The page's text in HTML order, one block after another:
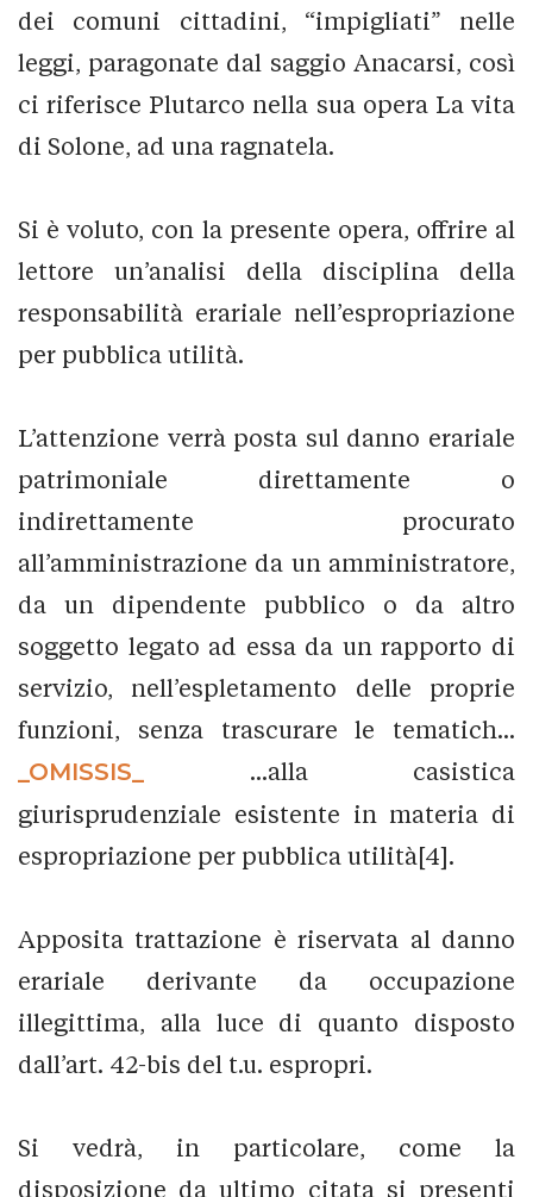
dei comuni cittadini, “impigliati” nelle
leggi, paragonate dal saggio Anacarsi, così
ci riferisce Plutarco nella sua opera La vita
di Solone, ad una ragnatela.
Si è voluto, con la presente opera, offrire al
lettore un’analisi della disciplina della
responsabilità erariale nell’espropriazione
per pubblica utilità.
L’attenzione verrà posta sul danno erariale
patrimoniale direttamente o
indirettamente procurato
all’amministrazione da un amministratore,
da un dipendente pubblico o da altro
soggetto legato ad essa da un rapporto di
servizio, nell’espletamento delle proprie
funzioni, senza trascurare le tematich...
_OMISSIS_
...alla casistica
giurisprudenziale esistente in materia di
espropriazione per pubblica utilità[4].
Apposita trattazione è riservata al danno
erariale derivante da occupazione
illegittima, alla luce di quanto disposto
dall’art. 42-bis del t.u. espropri.
Si vedrà, in particolare, come la
disposizione da ultimo citata si presenti